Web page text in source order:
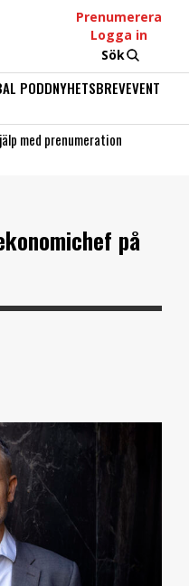
Prenumerera
Logga in
Sök
PODDNYHETSBREVEVENT
med prenumeration
på